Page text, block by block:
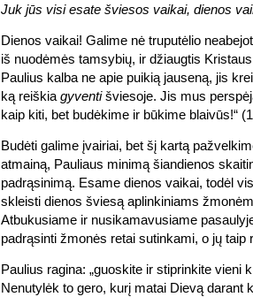
Juk jūs visi esate šviesos vaikai, dienos
Dienos vaikai! Galime nė truputėlio
iš nuodėmės tamsybių, ir džiaugtis
Paulius kalba ne apie puikią jauseną, jis
ką reiškia gyventišviesoje. Jis mus
kaip kiti, bet budėkime ir būkime blaivūs!“
Budėti galime įvairiai, bet šį kartą
atmainą, Pauliaus minimą šiandienos
padrąsinimą. Esame dienos vaikai, todėl
skleisti dienos šviesą aplinkiniams
Atbukusiame ir nusikamavusiame
padrąsinti žmonės retai sutinkami, o jų taip
Paulius ragina: „guoskite ir stiprinkite vieni
Nenutylėk to gero, kurį matai Dievą darant